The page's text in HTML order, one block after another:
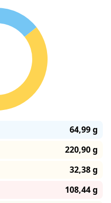
64,99 g
220,90 g
32,38 g
108,44 g